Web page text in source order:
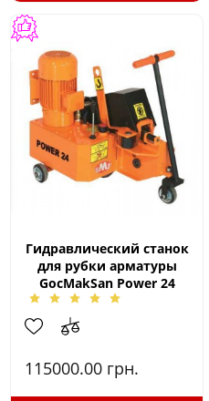
Гидравлический станок
для рубки арматуры
GocMakSan Power 24
115000.00 грн.